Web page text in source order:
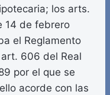
los arts.
14 de febrero
el Reglamento
606 del Real
por el que se
acorde con las